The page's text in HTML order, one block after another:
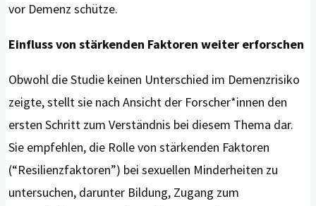
vor Demenz schütze.
Einfluss von stärkenden Faktoren weiter erforschen
Obwohl die Studie keinen Unterschied im Demenzrisiko
zeigte, stellt sie nach Ansicht der Forscher*innen den
ersten Schritt zum Verständnis bei diesem Thema dar.
Sie empfehlen, die Rolle von stärkenden Faktoren
(“Resilienzfaktoren”) bei sexuellen Minderheiten zu
untersuchen, darunter Bildung, Zugang zum